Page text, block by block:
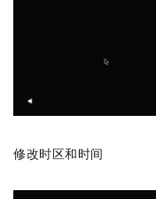
修改时区和时间